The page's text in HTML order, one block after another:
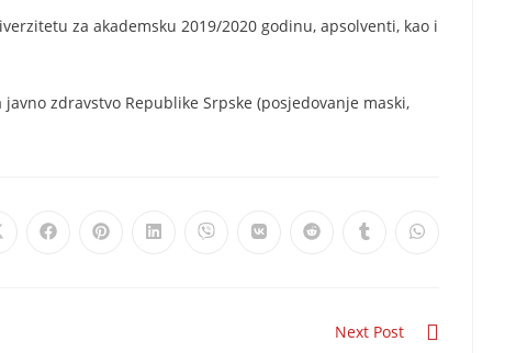
za akademsku 2019/2020 godinu, apsolventi, kao i
zdravstvo Republike Srpske (posjedovanje maski,
Next Post